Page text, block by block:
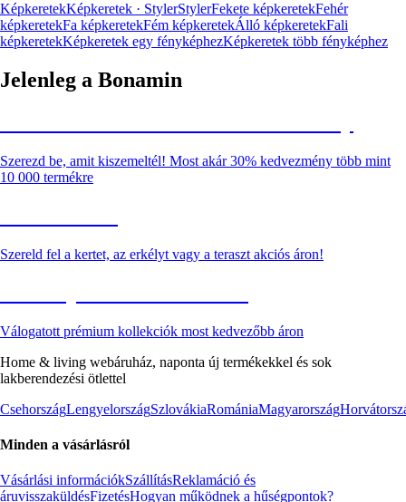
KépkeretekKépkeretek · StylerStylerFekete képkeretekFehér
képkeretekFa képkeretekFém képkeretekÁlló képkeretekFali
képkeretekKépkeretek egy fényképhezKépkeretek több fényképhez
Jelenleg a Bonamin
Szerezd be, amit kiszemeltél! Most akár 30% kedvezmény több mint
10 000 termékre
Szereld fel a kertet, az erkélyt vagy a teraszt akciós áron!
Válogatott prémium kollekciók most kedvezőbb áron
Home & living webáruház, naponta új termékekkel és sok
lakberendezési ötlettel
CsehországLengyelországSzlovákiaRomániaMagyarország
Minden a vásárlásról
Vásárlási információkSzállításReklamáció és
áruvisszaküldésFizetésHogyan működnek a hűségpontok?